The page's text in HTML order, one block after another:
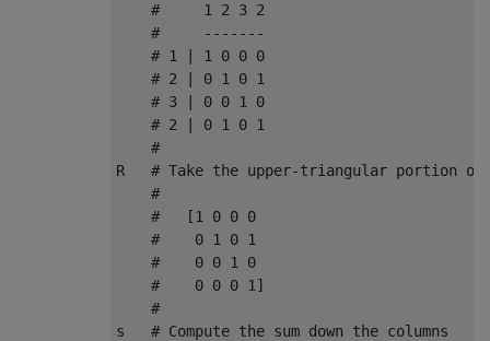
    #     1 2 3 2
    #     -------
    # 1 | 1 0 0 0
    # 2 | 0 1 0 1
    # 3 | 0 0 1 0
    # 2 | 0 1 0 1
    #
R   # Take the upper-triangular portion
    #
    #   [1 0 0 0
    #    0 1 0 1
    #    0 0 1 0
    #    0 0 0 1]
    #
s   # Compute the sum down the columns